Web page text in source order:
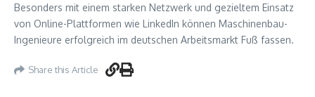
Besonders mit einem starken Netzwerk und gezieltem Einsatz
von Online-Plattformen wie LinkedIn können Maschinenbau-
Ingenieure erfolgreich im deutschen Arbeitsmarkt Fuß fassen.
Share this Article